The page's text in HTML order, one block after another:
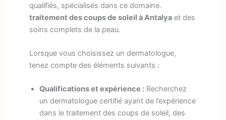
qualifiés, spécialisés dans ce domaine.
traitement des coups de soleil à Antalyaet des
soins complets de la peau.
Lorsque vous choisissez un dermatologue,
tenez compte des éléments suivants :
Qualifications et expérience :Recherchez
un dermatologue certifié ayant de l’expérience
dans le traitement des coups de soleil, des